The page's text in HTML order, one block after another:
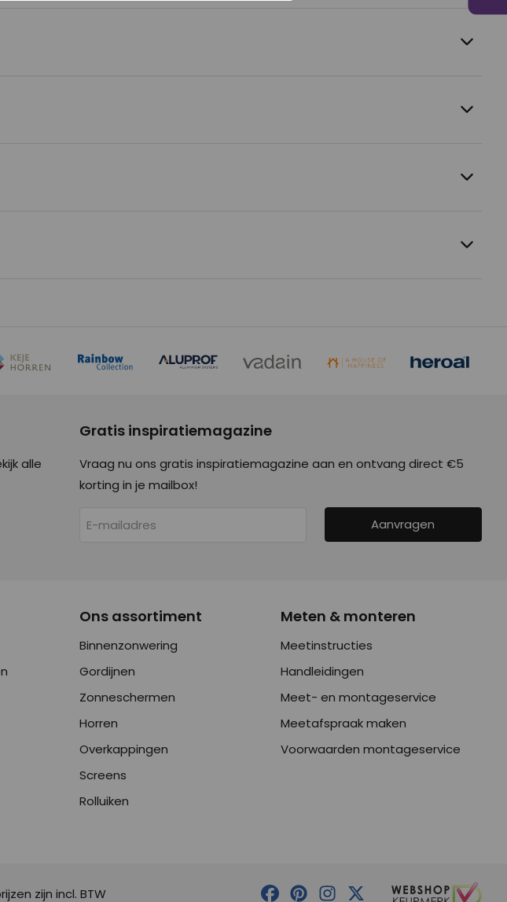
alle
Gratis inspiratiemagazine
Vraag nu ons gratis inspiratiemagazine aan en ontvang direct €5
korting in je mailbox!
Aanvragen
Ons assortiment
Binnenzonwering
Gordijnen
Zonneschermen
Horren
Overkappingen
Screens
Rolluiken
Meten & monteren
Meetinstructies
Handleidingen
Meet- en montageservice
Meetafspraak maken
Voorwaarden montageservice
zijn incl. BTW